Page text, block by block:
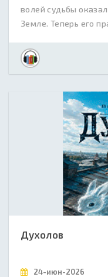
волей судьбы
Земле. Теперь его
Духолов
24-июн-2026